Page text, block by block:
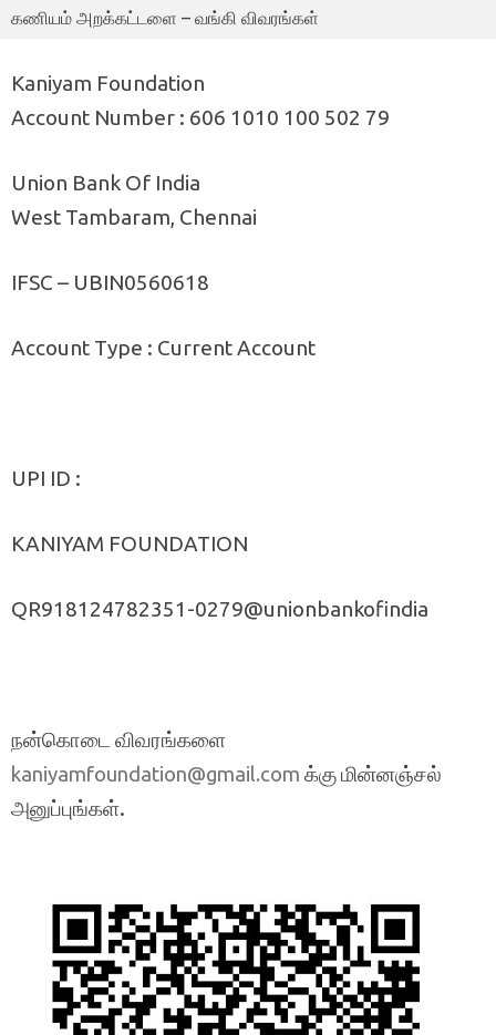
கணியம் அறக்கட்டளை – வங்கி விவரங்கள்
Kaniyam Foundation
Account Number : 606 1010 100 502 79
Union Bank Of India
West Tambaram, Chennai
IFSC – UBIN0560618
Account Type : Current Account
UPI ID :
KANIYAM FOUNDATION
QR918124782351-0279@unionbankofindia
நன்கொடை விவரங்களை
kaniyamfoundation@gmail.com க்கு மின்னஞ்சல்
அனுப்புங்கள்.